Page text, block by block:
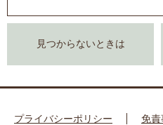
見つからないときは
プライバシーポリシー
免責